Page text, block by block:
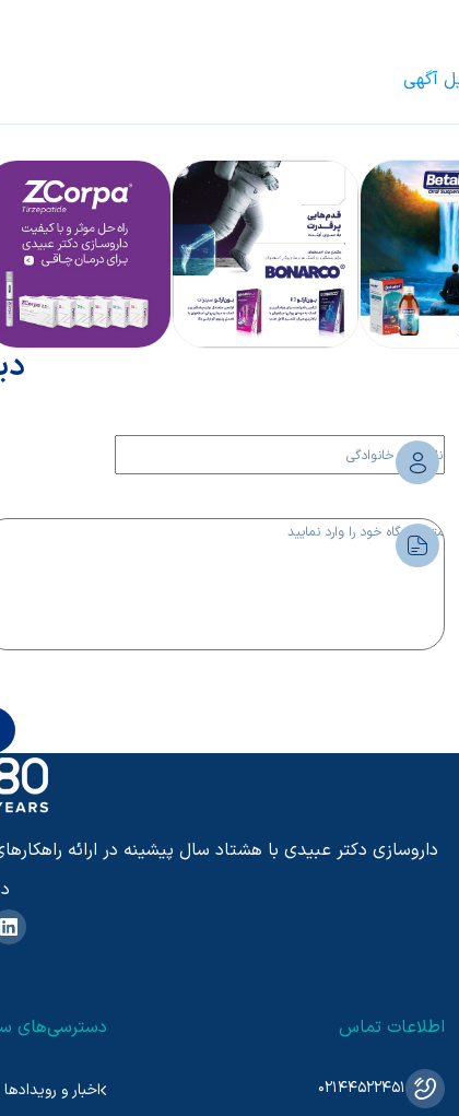
آگهی
داروسازی دکتر عبیدی با هشتاد سال پیشینه در ارائه
اطلاعات تماس
02144522451
دسترسی‌های
اخبار و رویدادها